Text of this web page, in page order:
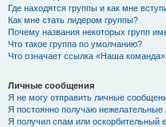
Где находятся группы и как мне
Как мне стать лидером группы?
Почему названия некоторых групп
Что такое группа по умолчанию?
Что означает ссылка «Наша
Личные сообщения
Я не могу отправить личные
Я постоянно получаю
Я получил спам или оскорбительный